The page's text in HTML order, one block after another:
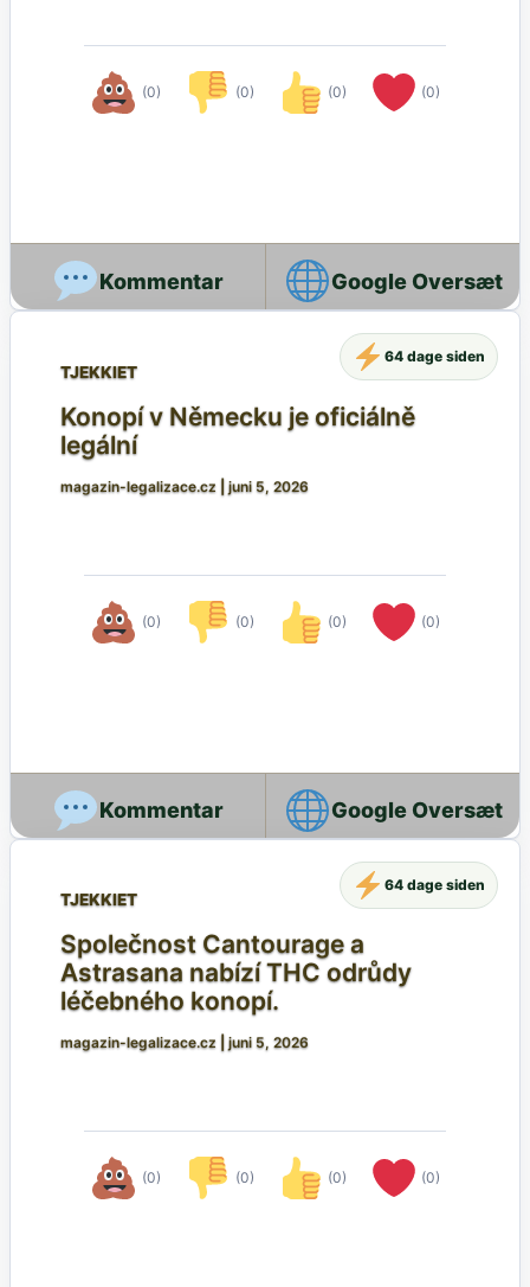
(0) (0) (0) (0)
Google Oversæt
TJEKKIET
Konopí v Německu je oficiálně
legální
magazin-legalizace.cz juni 5, 2026
(0) (0) (0) (0)
64 dage siden
Google Oversæt
TJEKKIET
Společnost Cantourage a
Astrasana nabízí THC odrůdy
léčebného konopí.
magazin-legalizace.cz juni 5, 2026
(0) (0) (0) (0)
64 dage siden